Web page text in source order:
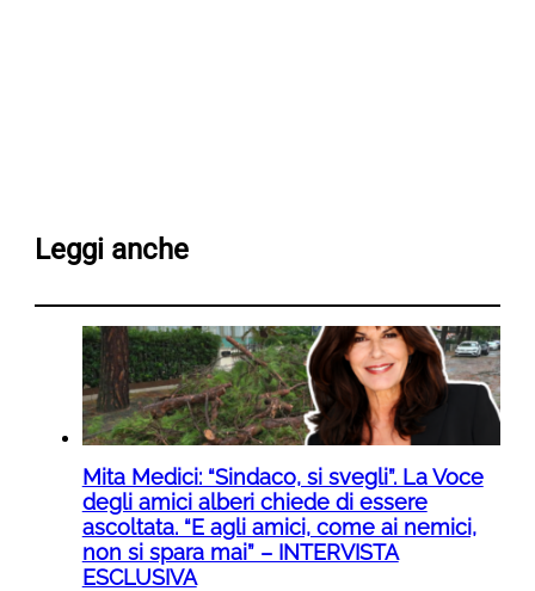
Leggi anche
Mita Medici: “Sindaco, si svegli”. La Voce
degli amici alberi chiede di essere
ascoltata. “E agli amici, come ai nemici,
non si spara mai” – INTERVISTA
ESCLUSIVA